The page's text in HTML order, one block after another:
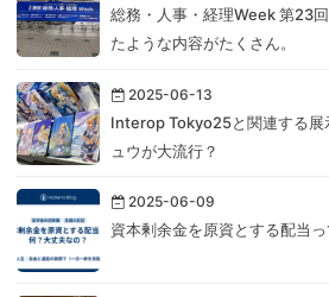
総務・人事・経理Week 第23
たような内容がたくさん。
2025-06-13
Interop Tokyo25と関連する展
ュウが大流行？
2025-06-09
資本剰余金を原資とする配当